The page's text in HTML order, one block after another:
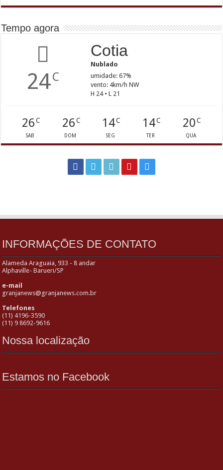
Tempo agora
24C
Cotia
Nublado
umidade: 67%
vento: 4km/h NW
H 24 • L 21
26C
SAB
26C
DOM
14C
SEG
14C
TER
20C
QUA
INFORMAÇÕES DE CONTATO
Alameda Araguaia, 933 - 8 andar
Alphaville- Barueri/SP
e-mail
granjanews@granjanews.com.br
Telefones
(11) 4196-3590
(11) 9 8692-9616
Nossa localização
Estamos no Facebook